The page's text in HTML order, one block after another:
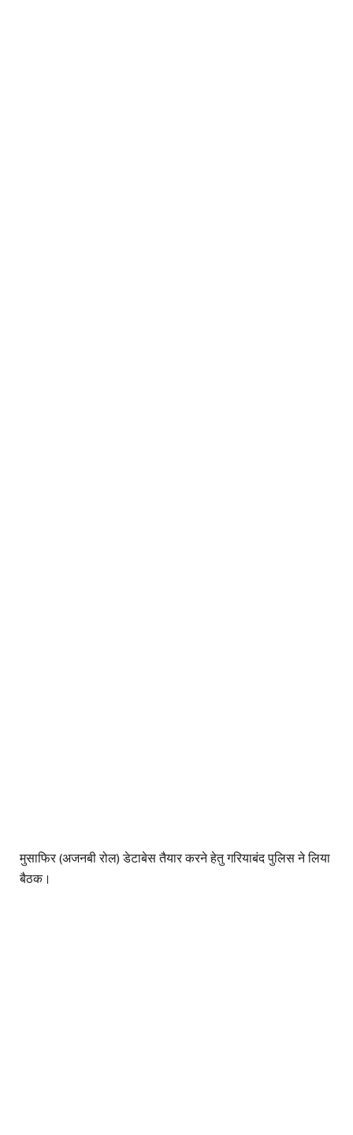
मुसाफिर (अजनबी रोल) डेटाबेस तैयार करने हेतु गरियाबंद पुलिस ने लिया
बैठक।